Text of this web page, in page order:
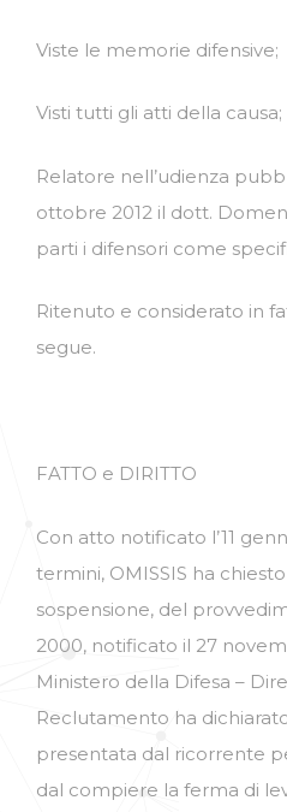
Viste le memorie difensive;
Visti tutti gli atti della causa;
Relatore nell’udienza
ottobre 2012 il dott.
parti i difensori come
Ritenuto e considerato in
segue.
FATTO e DIRITTO
Con atto notificato l’11
termini, OMISSIS ha
sospensione, del
2000, notificato il 27
Ministero della Difesa –
Reclutamento ha
presentata dal ricorrente
dal compiere la ferma di